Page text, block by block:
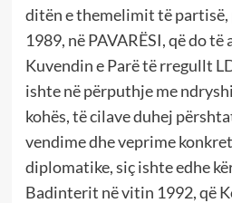
ditën e themelimit të partisë,
1989, në PAVARËSI, që do
Kuvendin e Parë të rregullt
ishte në përputhje me
kohës, të cilave duhej
vendime dhe veprime
diplomatike, siç ishte edhe
Badinterit në vitin 1992, që